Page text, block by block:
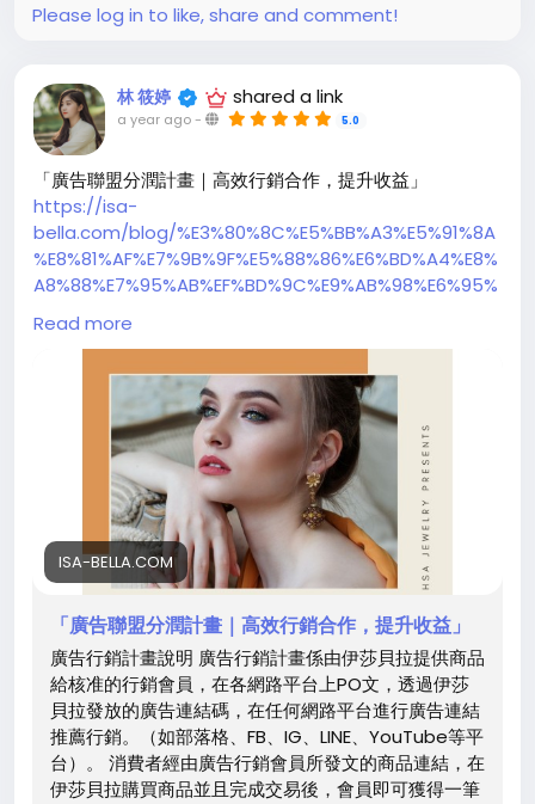
Please log in to like, share and comment!
林 筱婷 shared a link
a year ago- 5.0
「廣告聯盟分潤計畫｜高效行銷合作，提升收益」
https://isa-
bella.com/blog/%E3%80%8C%E5%BB%A3%E5%91%8A
%E8%81%AF%E7%9B%9F%E5%88%86%E6%BD%A4%E8%
A8%88%E7%95%AB%EF%BD%9C%E9%AB%98%E6%95%
88%E8%A1%8C%E9%8A%B7%E5%90%88%E4%BD%9C%
EF%BC%8C%E6%8F%90%E5%8D%87%E6%94%B6%E7%
Read more
ISA-BELLA.COM
「廣告聯盟分潤計畫｜高效行銷合作，提升收益」
廣告行銷計畫說明 廣告行銷計畫係由伊莎貝拉提供商品
給核准的行銷會員，在各網路平台上PO文，透過伊莎
貝拉發放的廣告連結碼，在任何網路平台進行廣告連結
推薦行銷。（如部落格、FB、IG、LINE、YouTube等平
台）。 消費者經由廣告行銷會員所發文的商品連結，在
伊莎貝拉購買商品並且完成交易後，會員即可獲得一筆